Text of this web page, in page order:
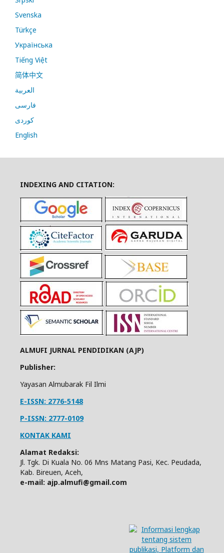
Svenska
Türkçe
Українська
Tiếng Việt
简体中文
العربية
فارسی
کوردی
English
INDEXING AND CITATION:
ALMUFI JURNAL PENDIDIKAN (AJP)
Publisher:
Yayasan Almubarak Fil Ilmi
E-ISSN: 2776-5148
P-ISSN: 2777-0109
KONTAK KAMI
Alamat Redaksi:
Jl. Tgk. Di Kuala No. 06 Mns Matang Pasi, Kec. Peudada,
Kab. Bireuen, Aceh,
e-mail: ajp.almufi@gmail.com